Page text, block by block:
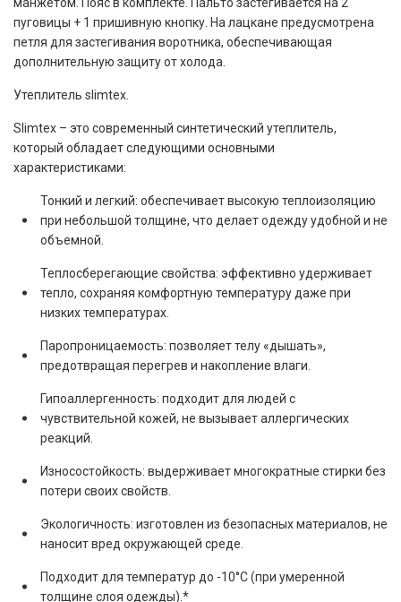
пуговицы + 1 пришивную кнопку. На лацкане предусмотрена
петля для застегивания воротника, обеспечивающая
дополнительную защиту от холода.
Утеплитель slimtex.
Slimtex – это современный синтетический утеплитель,
который обладает следующими основными
характеристиками:
Тонкий и легкий: обеспечивает высокую теплоизоляцию
при небольшой толщине, что делает одежду удобной и не
объемной.
Теплосберегающие свойства: эффективно удерживает
тепло, сохраняя комфортную температуру даже при
низких температурах.
Паропроницаемость: позволяет телу «дышать»,
предотвращая перегрев и накопление влаги.
Гипоаллергенность: подходит для людей с
чувствительной кожей, не вызывает аллергических
реакций.
Износостойкость: выдерживает многократные стирки без
потери своих свойств.
Экологичность: изготовлен из безопасных материалов, не
наносит вред окружающей среде.
Подходит для температур до -10°C (при умеренной
толщине слоя одежды).*